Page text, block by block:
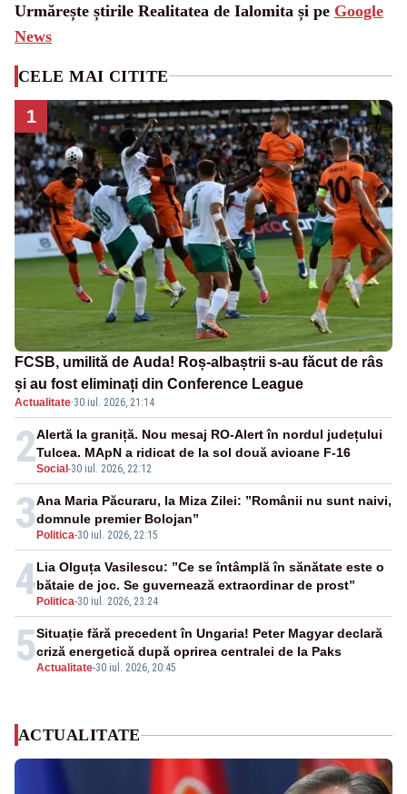
Urmărește știrile Realitatea de Ialomita și pe Google
News
CELE MAI CITITE
1
FCSB, umilită de Auda! Roș-albaștrii s-au făcut de râs
și au fost eliminați din Conference League
Actualitate·30 iul. 2026, 21:14
2Social -30 iul. 2026, 22:12
Alertă la graniță. Nou mesaj RO-Alert în nordul județului
Tulcea. MApN a ridicat de la sol două avioane F-16
3 Politica-30 iul. 2026, 22:15
Ana Maria Păcuraru, la Miza Zilei: ”Românii nu sunt naivi,
domnule premier Bolojan”
4 Politica-30 iul. 2026, 23:24
Lia Olguța Vasilescu: ”Ce se întâmplă în sănătate este o
bătaie de joc. Se guvernează extraordinar de prost”
5Actualitate-30 iul. 2026, 20:45
Situație fără precedent în Ungaria! Peter Magyar declară
criză energetică după oprirea centralei de la Paks
ACTUALITATE